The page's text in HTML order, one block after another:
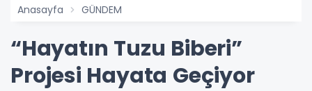
Anasayfa GÜNDEM
“Hayatın Tuzu Biberi”
Projesi Hayata Geçiyor